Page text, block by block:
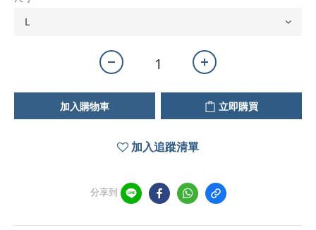
加入購物車 立即購買
加入追蹤清單
分享到